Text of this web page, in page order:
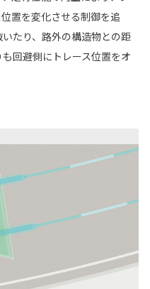
置を変化させる制御を追
たり、路外の構造物との距
回避側にトレース位置をオ